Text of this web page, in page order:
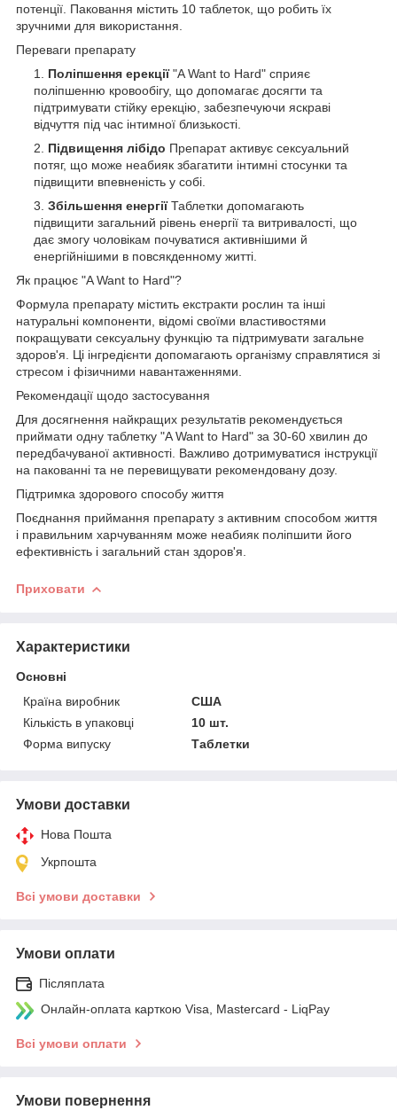
потенції. Паковання містить 10 таблеток, що робить їх
зручними для використання.
Переваги препарату
Поліпшення ерекції"A Want to Hard" сприяє
поліпшенню кровообігу, що допомагає досягти та
підтримувати стійку ерекцію, забезпечуючи яскраві
відчуття під час інтимної близькості.
Підвищення лібідо Препарат активує сексуальний
потяг, що може неабияк збагатити інтимні стосунки та
підвищити впевненість у собі.
Збільшення енергіїТаблетки допомагають
підвищити загальний рівень енергії та витривалості, що
дає змогу чоловікам почуватися активнішими й
енергійнішими в повсякденному житті.
Як працює "A Want to Hard"?
Формула препарату містить екстракти рослин та інші
натуральні компоненти, відомі своїми властивостями
покращувати сексуальну функцію та підтримувати загальне
здоров'я. Ці інгредієнти допомагають організму справлятися зі
стресом і фізичними навантаженнями.
Рекомендації щодо застосування
Для досягнення найкращих результатів рекомендується
приймати одну таблетку "A Want to Hard" за 30-60 хвилин до
передбачуваної активності. Важливо дотримуватися інструкції
на пакованні та не перевищувати рекомендовану дозу.
Підтримка здорового способу життя
Поєднання приймання препарату з активним способом життя
і правильним харчуванням може неабияк поліпшити його
ефективність і загальний стан здоров'я.
Приховати
Характеристики
Основні
Країна виробник
США
Кількість в упаковці
10 шт.
Форма випуску
Таблетки
Умови доставки
Нова Пошта
Укрпошта
Всі умови доставки
Умови оплати
Післяплата
Онлайн-оплата карткою Visa, Mastercard - LiqPay
Всі умови оплати
Умови повернення